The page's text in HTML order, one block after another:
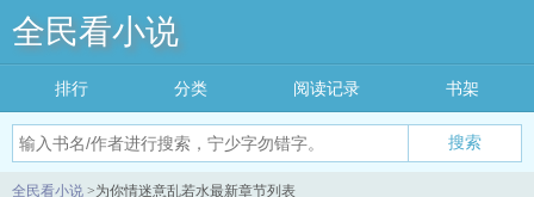
全民看小说
搜索
排行 分类 阅读记录 书架
全民看小说 >为你情迷意乱若水最新章节列表